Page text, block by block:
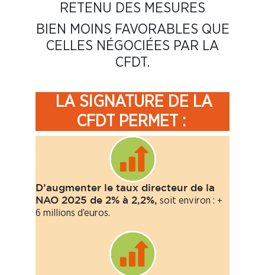
RETENU DES MESURES
BIEN MOINS FAVORABLES QUE
CELLES NÉGOCIÉES PAR LA
CFDT.
LA SIGNATURE DE LA
CFDT PERMET :
D’augmenter le taux directeur de la
NAO 2025 de 2% à 2,2%, soit environ : +
6 millions d’euros.